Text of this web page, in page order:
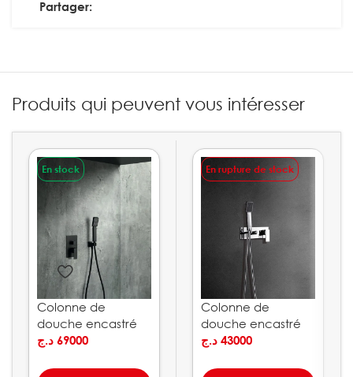
Partager:
Produits qui peuvent vous intéresser
En stock
Colonne de
douche encastré
noir VOLGA IMEX
69000 د.ج
En rupture de stock
Colonne de
douche encastré
Noruega IMEX
43000 د.ج